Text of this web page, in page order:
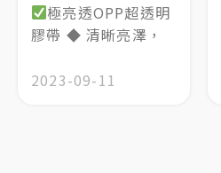
極亮透OPP超透明
膠帶 ◆ 清晰亮澤，
2023-09-11